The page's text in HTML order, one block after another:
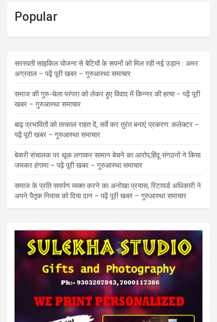
Popular
सरस्वती साइकिल योजना से बेटियों के सपनों को मिल रही नई उड़ान : अमर
अग्रवाल – पढ़ें पूरी खबर – गुरुआस्था समाचार
समाज की गुरु-चेला परंपरा को लेकर हुए विवाद में किन्नर की हत्या – पढ़ें पूरी
खबर – गुरुआस्था समाचार
बाढ़ प्रभावितों को तत्काल राहत दें, सर्वे कर तुरंत बनाएं प्रकरण: कलेक्टर –
पढ़ें पूरी खबर – गुरुआस्था समाचार
बेकरी संचालक पर थूक लगाकर सामान बेचने का आरोप,हिंदू संगठनों ने किया
जमकर हंगामा – पढ़ें पूरी खबर – गुरुआस्था समाचार
समाज के प्रति समर्पण व्यक्त करने का अनोखा प्रयास, रिटायर्ड अधिकारी ने
अपने पैतृक निवास को दिया दान – पढ़ें पूरी खबर – गुरुआस्था समाचार